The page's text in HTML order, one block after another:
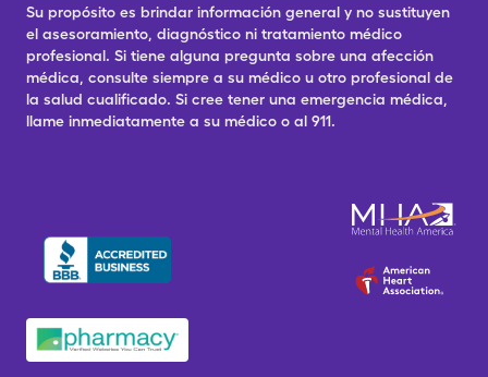
Su propósito es brindar información general y no sustituyen
el asesoramiento, diagnóstico ni tratamiento médico
profesional. Si tiene alguna pregunta sobre una afección
médica, consulte siempre a su médico u otro profesional de
la salud cualificado. Si cree tener una emergencia médica,
llame inmediatamente a su médico o al 911.